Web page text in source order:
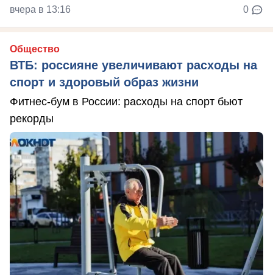
вчера в 13:16 0
Общество
ВТБ: россияне увеличивают расходы на
спорт и здоровый образ жизни
Фитнес-бум в России: расходы на спорт бьют
рекорды